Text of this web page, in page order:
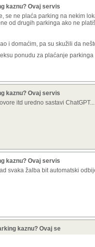
kaznu? Ovaj servis
se ne plaća parking na nekim
od drugih parkinga ako ne
i domaćim, pa su skužili da
ponudu za plaćanje parkinga
kaznu? Ovaj servis
itd uredno sastavi ChatGPT...
kaznu? Ovaj servis
svaka žalba bit automatski
kaznu? Ovaj se